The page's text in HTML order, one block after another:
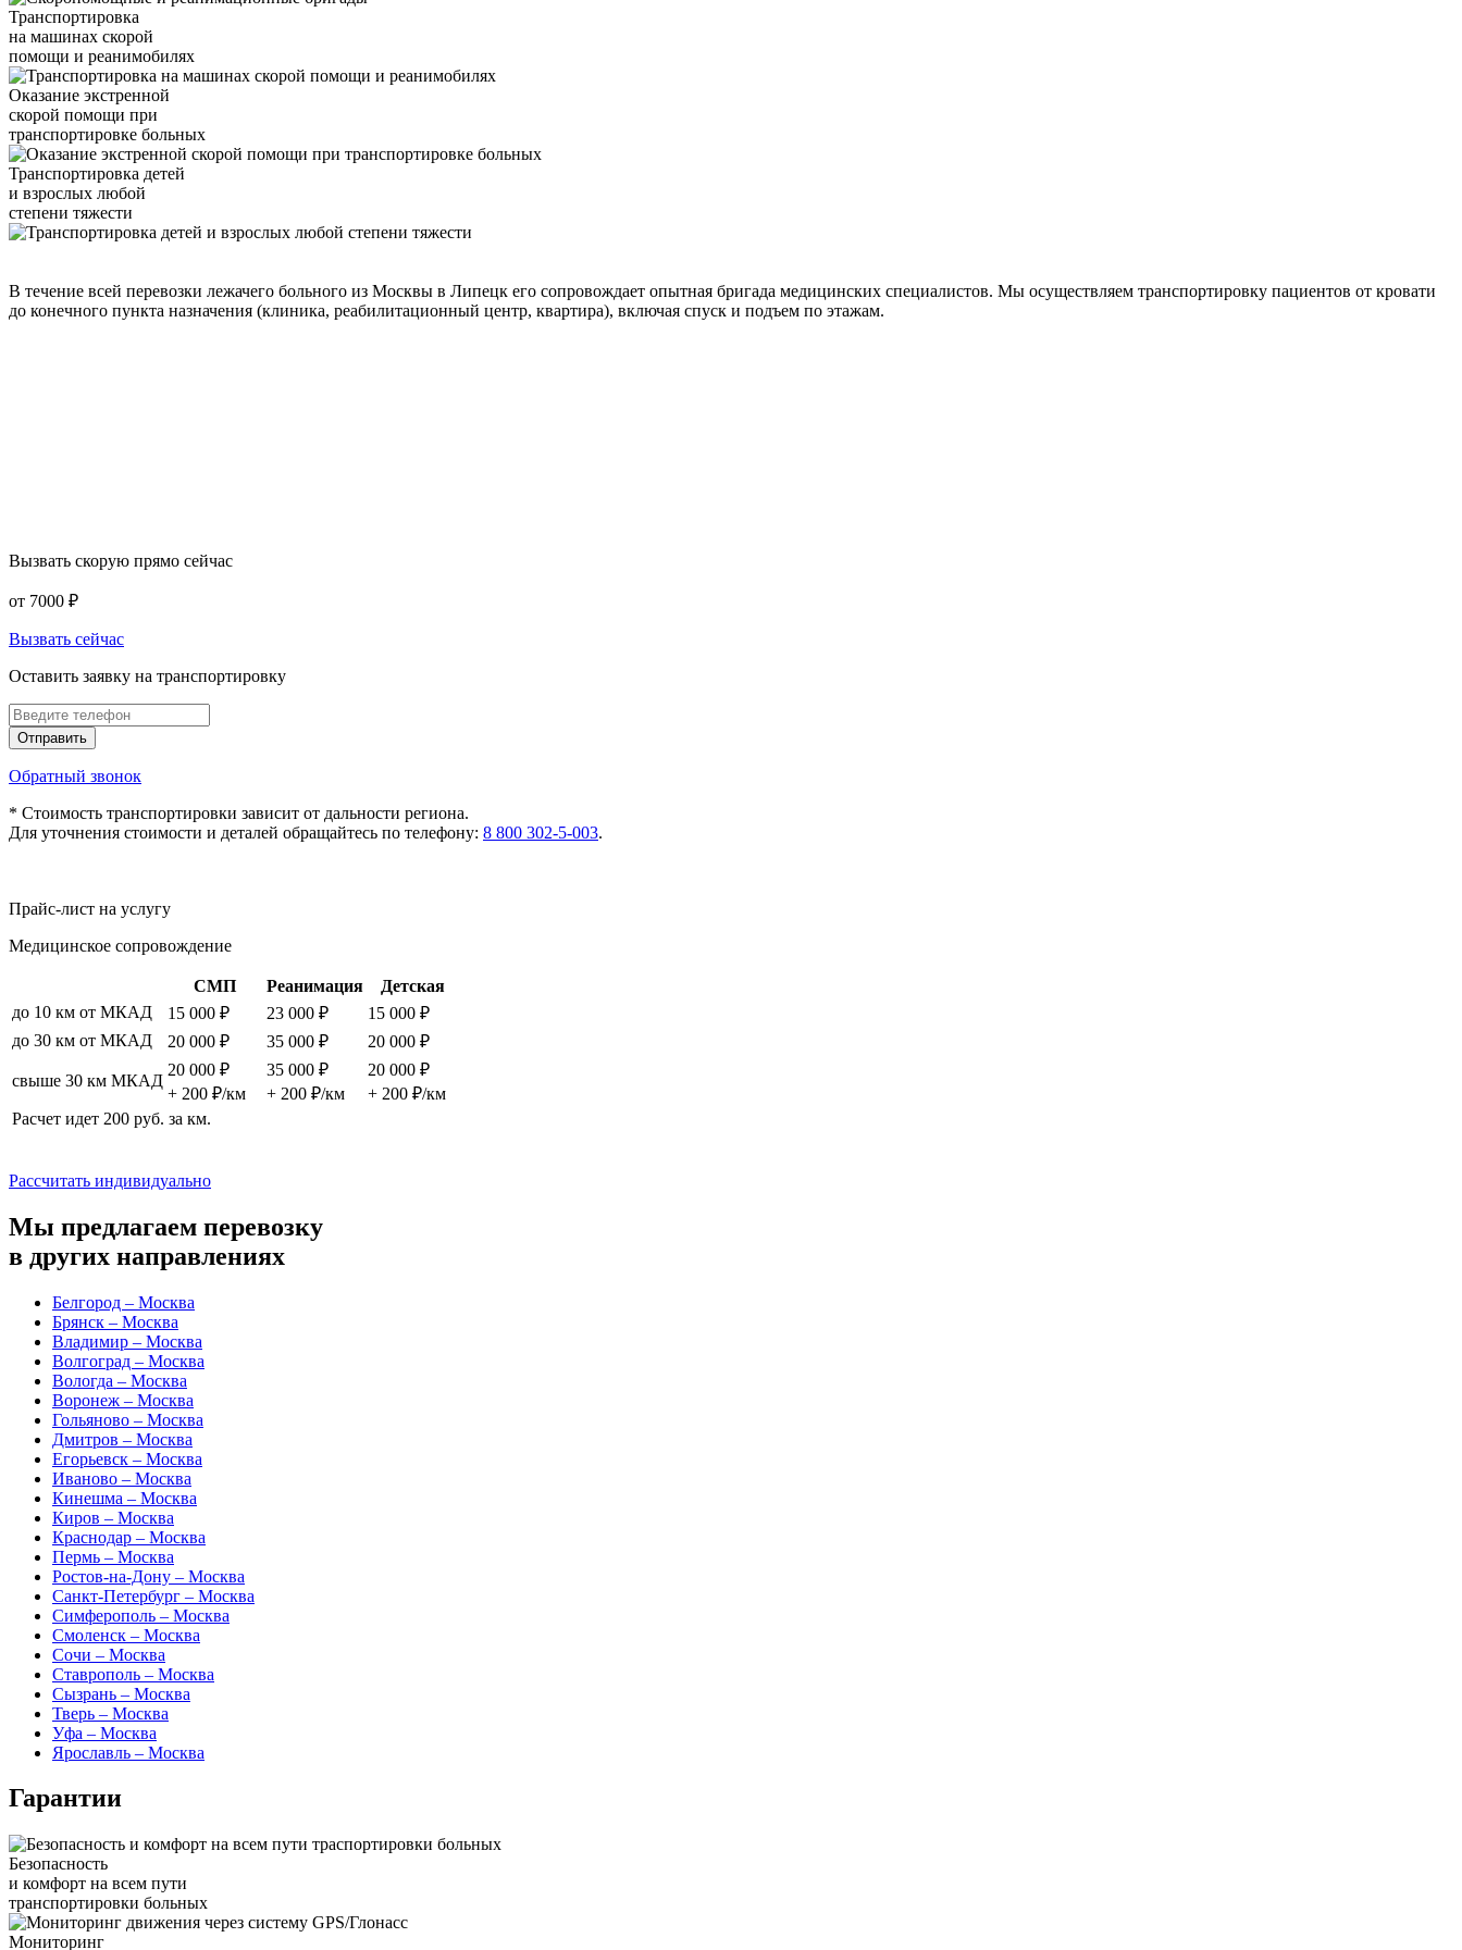
Транспортировка
на машинах скорой
помощи и реанимобилях
Оказание экстренной
скорой помощи при
транспортировке больных
Транспортировка детей
и взрослых любой
степени тяжести
В течение всей перевозки лежачего больного из Москвы в Липецк его сопровождает опытная бригада медицинских специалистов. Мы осуществляем транспортировку пациентов от кровати
до конечного пункта назначения (клиника, реабилитационный центр, квартира), включая спуск и подъем по этажам.
Вызвать скорую прямо сейчас
от 7000 ₽
Вызвать сейчас
Оставить заявку на транспортировку
Отправить
Обратный звонок
* Стоимость транспортировки зависит от дальности региона.
Для уточнения стоимости и деталей обращайтесь по телефону: 8 800 302-5-003.
Прайс-лист на услугу
Медицинское сопровождение
СМП Реанимация
Детская
до 10 км от МКАД
15 000 ₽ 23 000 ₽
15 000 ₽
до 30 км от МКАД
20 000 ₽ 35 000 ₽ 20 000 ₽
свыше 30 км МКАД
20 000 ₽
+ 200 ₽/км
35 000 ₽
+ 200 ₽/км
20 000 ₽
+ 200 ₽/км
Расчет идет 200 руб. за км.
Рассчитать индивидуально
Мы предлагаем перевозку
в других направлениях
Белгород – Москва
Брянск – Москва
Владимир – Москва
Волгоград – Москва
Вологда – Москва
Воронеж – Москва
Гольяново – Москва
Дмитров – Москва
Егорьевск – Москва
Иваново – Москва
Кинешма – Москва
Киров – Москва
Краснодар – Москва
Пермь – Москва
Ростов-на-Дону – Москва
Санкт-Петербург – Москва
Симферополь – Москва
Смоленск – Москва
Сочи – Москва
Ставрополь – Москва
Сызрань – Москва
Тверь – Москва
Уфа – Москва
Ярославль – Москва
Гарантии
Безопасность
и комфорт на всем пути
транспортировки больных
Мониторинг